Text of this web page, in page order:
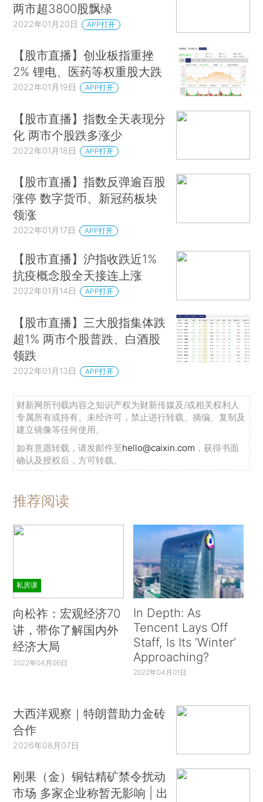
两市超3800股飘绿
2022年01月20日 APP打开
【股市直播】创业板指重挫
2% 锂电、医药等权重股大跌
2022年01月19日 APP打开
【股市直播】指数全天表现分
化 两市个股跌多涨少
2022年01月18日 APP打开
【股市直播】指数反弹逾百股
涨停 数字货币、新冠药板块
领涨
2022年01月17日 APP打开
【股市直播】沪指收跌近1%
抗疫概念股全天接连上涨
2022年01月14日 APP打开
【股市直播】三大股指集体跌
超1% 两市个股普跌、白酒股
领跌
2022年01月13日 APP打开
财新网所刊载内容之知识产权为财新传媒及/或相关权利人
专属所有或持有。未经许可，禁止进行转载、摘编、复制及
建立镜像等任何使用。
如有意愿转载，请发邮件至hello@caixin.com ，获得书面
确认及授权后，方可转载。
推荐阅读
私房课
向松祚：宏观经济70
讲，带你了解国内外
经济大局
2022年04月06日
In Depth: As
Tencent Lays Off
Staff, Is Its ‘Winter’
Approaching?
2022年04月01日
大西洋观察｜特朗普助力金砖
合作
2026年08月07日
刚果（金）铜钴精矿禁令扰动
市场 多家企业称暂无影响 | 出